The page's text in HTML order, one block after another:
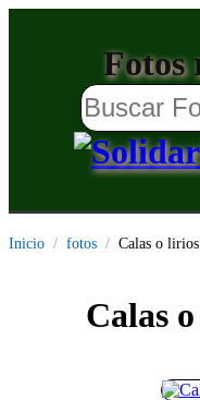
Fotos
Inicio fotos Calas o
Calas